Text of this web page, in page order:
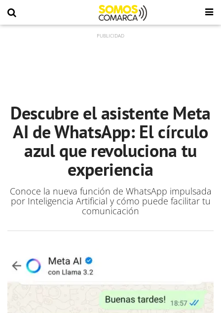
Descubre el asistente Meta
AI de WhatsApp: El círculo
azul que revoluciona tu
experiencia
Conoce la nueva función de WhatsApp impulsada
por Inteligencia Artificial y cómo puede facilitar tu
comunicación